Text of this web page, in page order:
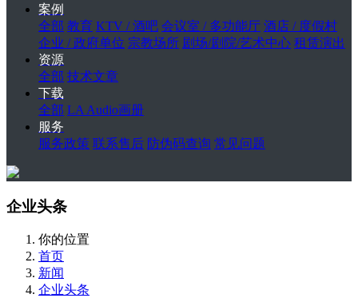
案例
全部 教育 KTV / 酒吧 会议室 / 多功能厅 酒店 / 度假村
企业 / 政府单位 宗教场所 剧场/剧院/艺术中心 租赁演出
资源
全部 技术文章
下载
全部 LA Audio画册
服务
服务政策 联系售后 防伪码查询 常见问题
企业头条
你的位置
首页
新闻
企业头条